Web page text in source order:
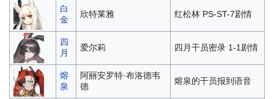
白
金
欣特莱雅 红松林 PS-ST-7剧情
四
月
爱尔莉 四月干员密录 1-1剧情
熔
泉
阿丽安罗特·布洛德韦
德
熔泉的干员报到语音